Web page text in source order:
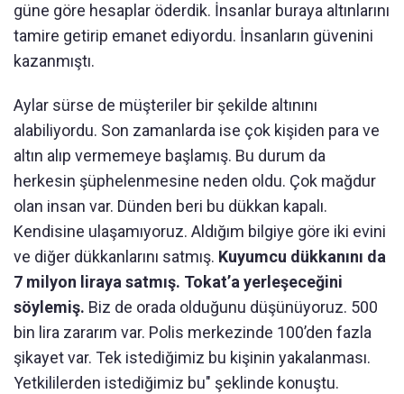
güne göre hesaplar öderdik. İnsanlar buraya altınlarını
tamire getirip emanet ediyordu. İnsanların güvenini
kazanmıştı.
Aylar sürse de müşteriler bir şekilde altınını
alabiliyordu. Son zamanlarda ise çok kişiden para ve
altın alıp vermemeye başlamış. Bu durum da
herkesin şüphelenmesine neden oldu. Çok mağdur
olan insan var. Dünden beri bu dükkan kapalı.
Kendisine ulaşamıyoruz. Aldığım bilgiye göre iki evini
ve diğer dükkanlarını satmış. Kuyumcu dükkanını da
7 milyon liraya satmış. Tokat’a yerleşeceğini
söylemiş. Biz de orada olduğunu düşünüyoruz. 500
bin lira zararım var. Polis merkezinde 100’den fazla
şikayet var. Tek istediğimiz bu kişinin yakalanması.
Yetkililerden istediğimiz bu" şeklinde konuştu.